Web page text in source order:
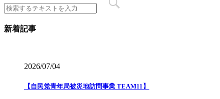
新着記事
2026/07/04
【自民党青年局被災地訪問事業 TEAM11】